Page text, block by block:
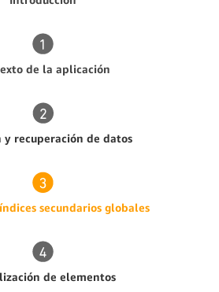
de la aplicación
y recuperación de datos
secundarios globales
de elementos